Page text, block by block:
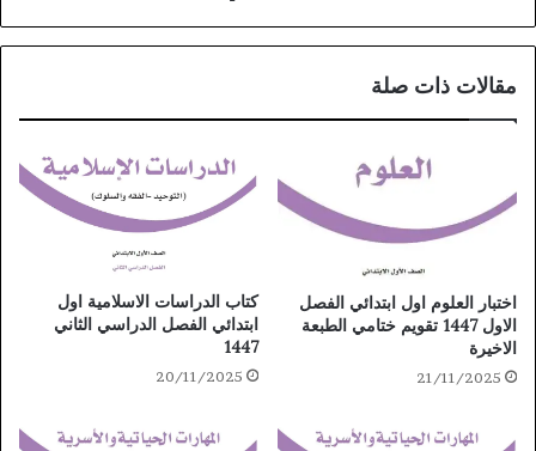
مقالات ذات صلة
اختبار العلوم اول ابتدائي الفصل
الاول 1447 تقويم ختامي الطبعة
الاخيرة
21/11/2025
كتاب الدراسات الاسلامية اول
ابتدائي الفصل الدراسي الثاني
1447
20/11/2025